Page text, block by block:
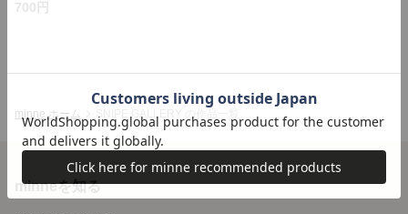
700円
minne ホーム
minneを知る